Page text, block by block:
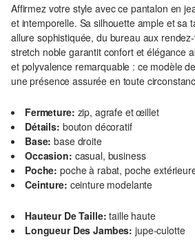
Affirmez votre style avec ce pantalon en
et intemporelle. Sa silhouette ample et sa
allure sophistiquée, du bureau aux
stretch noble garantit confort et élégance
et polyvalence remarquable : ce modèle
une présence assurée en toute
Fermeture: zip, agrafe et œillet
Détails: bouton décoratif
Base: base droite
Occasion: casual, business
Poche: poche à rabat, poche
Ceinture: ceinture modelante
Hauteur De Taille: taille haute
Longueur Des Jambes: jupe-culotte